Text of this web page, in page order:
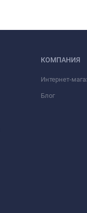
КОМПАНИЯ
Интернет-
Блог